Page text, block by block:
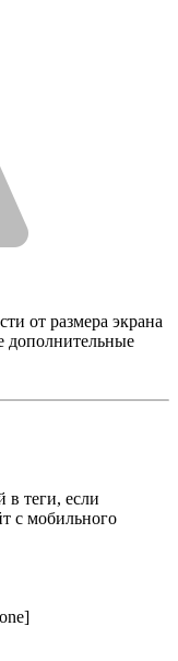
от размера экрана
дополнительные
в теги, если
с мобильного